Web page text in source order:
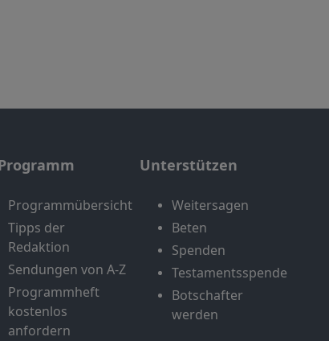
Programmübersicht
Tipps der
Redaktion
Sendungen von A-Z
Programmheft
kostenlos
anfordern
Unterstützen
Weitersagen
Beten
Spenden
Testamentsspende
Botschafter
werden